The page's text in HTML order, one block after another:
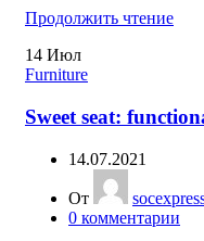
Продолжить чтение
14 Июл
Furniture
Sweet seat:
14.07.2021
От
0 комментарии